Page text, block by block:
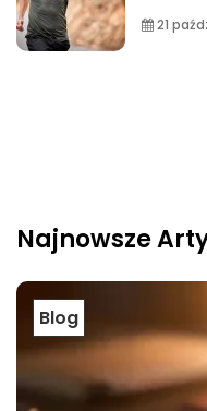
21
Najnowsze
Blog